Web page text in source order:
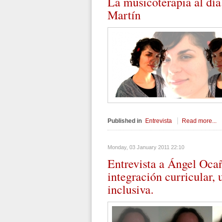
Martín
Published in Entrevista Read more...
Monday, 03 January 2011 22:10
Entrevista a Ángel
integración curricular,
inclusiva.